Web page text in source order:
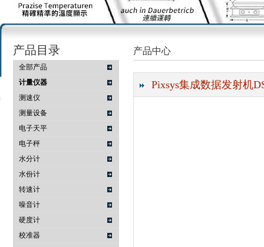
武汉提沃克科技有限公司
产品目录
全部产品
计量仪器
测速仪
测量设备
电子天平
电子秤
水分计
水份计
转速计
噪音计
硬度计
校准器
产品中心
Pixsys集成数据发射机